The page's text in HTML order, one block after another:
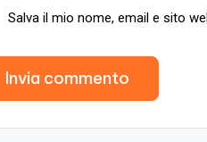
Salva il mio nome, email e sito